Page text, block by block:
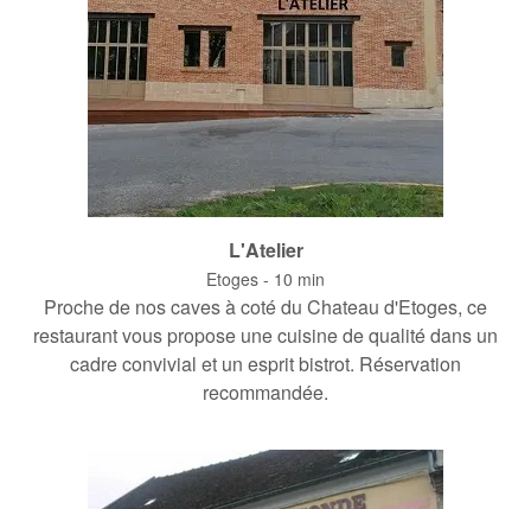
L'Atelier
Etoges - 10 min
Proche de nos caves à coté du Chateau d'Etoges, ce
restaurant vous propose une cuisine de qualité dans un
cadre convivial et un esprit bistrot. Réservation
recommandée.